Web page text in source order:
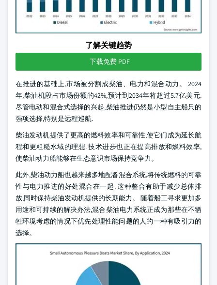
了解关键趋势
下载免费 PDF
在推进的基础上,市场被分割成柴油、电力和混合动力。 2024
年,柴油机段占市场份额的42%,预计到2034年将超过5.7亿美元.
尽管电动和混合式选择的兴起,柴油推进仍然是小型自主船只的
强项选择,特别是远程巡航.
柴油发动机提供了更高的燃料效率和可靠性,使它们成为延长航
程和更粗糙水域的理想. 技术进步也正在提高排放和燃料效率,
使柴油动力船能够在生态意识市场保持竞争力。
此外,柴油动力船也越来越多地配备混合系统,将传统燃料的可靠
性与电力推进的好处混合在一起. 这种整合有助于减少总体排
放,同时保持柴油发动机提供的长期能力。 随着船工寻求更加多
用途和可持续的解决办法,混合柴油电力系统正成为那些在不牺
牲环境考虑的情况下优先处理性能问题的人的一种有吸引力的
选择。